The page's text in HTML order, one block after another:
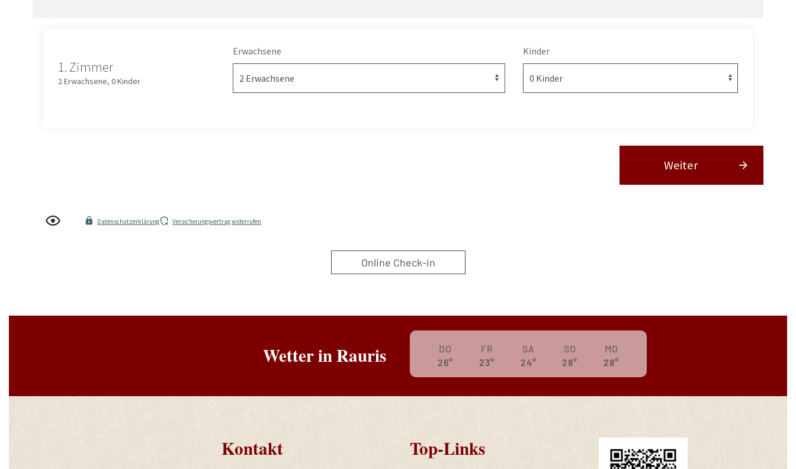
1. Zimmer
2 Erwachsene, 0 Kinder
Erwachsene Kinder
Weiter
Datenschutzerklärung Versicherungsvertrag widerrufen
Online Check-in
Wetter in Rauris
DO
26°
FR
23°
SA
24°
SO
28°
MO
28°
Kontakt Top-Links